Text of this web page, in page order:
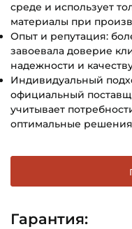
среде и использует
материалы при
Опыт и репутация:
завоевала доверие
надежности и
Индивидуальный
официальный
учитывает
оптимальные
Гарантия: